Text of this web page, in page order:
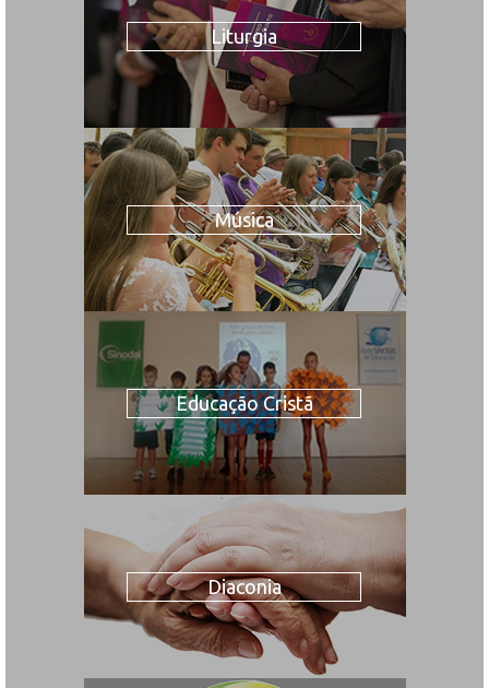
Liturgia
Música
Educação Cristã
Diaconia